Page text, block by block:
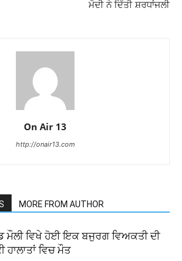
ਮੋਦੀ ਨੇ ਦਿੱਤੀ ਸ਼ਰਧਾਂਜਲੀ
On Air 13
http://onair13.com
MORE FROM AUTHOR
ਮੌਲੀ ਵਿਖੇ ਹੋਈ ਇਕ ਬਜੁਰਗ ਵਿਅਕਤੀ ਦੀ
ਹਾਲਾਤਾਂ ਵਿਚ ਮੌਤ